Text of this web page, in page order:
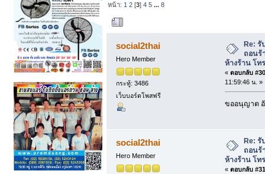
หน้า: 1 2 [3]4 5 ...8
ห้างร้าน โทร 089-681-7422. (อ่าน 9108
social2thai
Hero Member
กระทู้: 3486
เว็บบอร์ดโพสฟรี
Re: รั
ถอนร้
ห้างร้าน โท
« ตอบกลับ
11:59:46 น. »
ขออนุญาต
social2thai
Hero Member
Re: รั
ถอนร้
ห้างร้าน โท
« ตอบกลับ